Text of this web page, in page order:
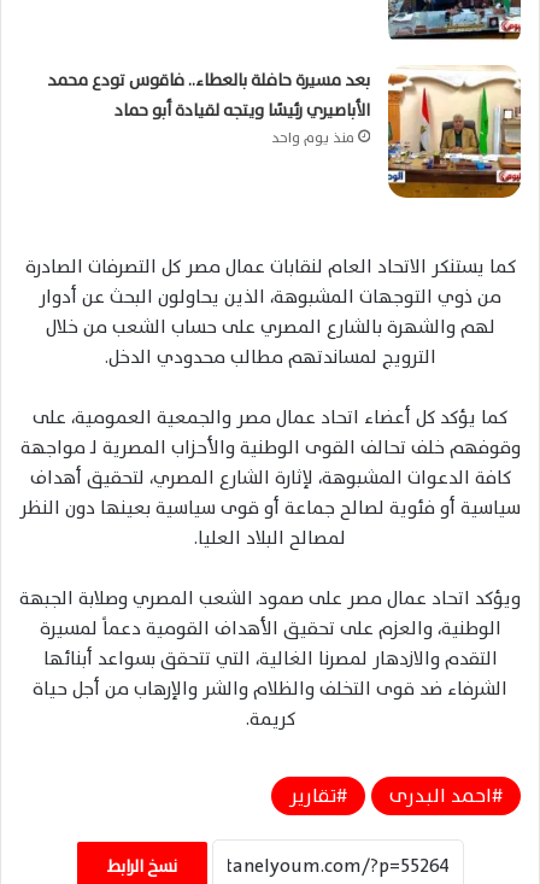
بعد مسيرة حافلة بالعطاء.. فاقوس تودع محمد
الأباصيري رئيسًا ويتجه لقيادة أبو حماد
منذ يوم واحد
كما يستنكر الاتحاد العام لنقابات عمال مصر كل التصرفات الصادرة
من ذوي التوجهات المشبوهة، الذين يحاولون البحث عن أدوار
لهم والشهرة بالشارع المصري على حساب الشعب من خلال
الترويج لمساندتهم مطالب محدودي الدخل.
كما يؤكد كل أعضاء اتحاد عمال مصر والجمعية العمومية، على
وقوفهم خلف تحالف القوى الوطنية والأحزاب المصرية لـ مواجهة
كافة الدعوات المشبوهة، لإثارة الشارع المصري، لتحقيق أهداف
سياسية أو فئوية لصالح جماعة أو قوى سياسية بعينها دون النظر
لمصالح البلاد العليا.
ويؤكد اتحاد عمال مصر على صمود الشعب المصري وصلابة الجبهة
الوطنية، والعزم على تحقيق الأهداف القومية دعماً لمسيرة
التقدم والازدهار لمصرنا الغالية، التي تتحقق بسواعد أبنائها
الشرفاء ضد قوى التخلف والظلام والشر والإرهاب من أجل حياة
كريمة.
احمد البدرى تقارير
نسخ الرابط